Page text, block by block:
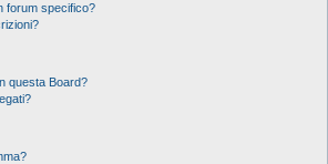
forum specifico?
questa Board?